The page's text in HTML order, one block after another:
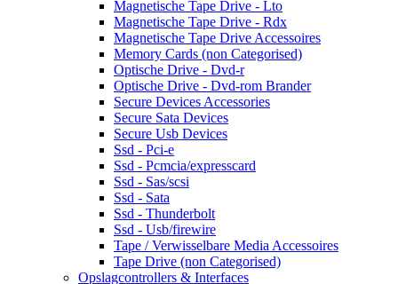
Magnetische Tape Drive - Lto
Magnetische Tape Drive - Rdx
Magnetische Tape Drive Accessoires
Memory Cards (non Categorised)
Optische Drive - Dvd-r
Optische Drive - Dvd-rom Brander
Secure Devices Accessories
Secure Sata Devices
Secure Usb Devices
Ssd - Pci-e
Ssd - Pcmcia/expresscard
Ssd - Sas/scsi
Ssd - Sata
Ssd - Thunderbolt
Ssd - Usb/firewire
Tape / Verwisselbare Media Accessoires
Tape Drive (non Categorised)
Opslagcontrollers & Interfaces